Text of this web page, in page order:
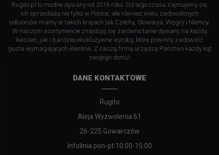
Rugito.pl to modne dywany od 2016 roku. Od tego czasu zajmujemy się
ich sprzedażą nie tylko w Polsce, ale również wielu zadowolonych
odbiorców mamy w takich krajach jak Czechy, Słowacja, Węgry i Niemcy.
W naszym asortymencie znajdują się zarówno tanie dywany na każdą
kieszeń, jak i bardziej ekskluzywne wyroby, które powinny zadowolić
gusta wymagających klientów. Z naszą firmą urządzą Państwo każdy kąt
swojego domu!
DANE KONTAKTOWE
Rugito
Aleja Wyzwolenia 61
26-225 Gowarczów
Infolinia pon-pt 10:00-15:00